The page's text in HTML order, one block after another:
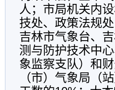
人；市局机关内
技处、政策法规
吉林市气象台、
测与防护技术中
象监察支队）和
（市）气象局（